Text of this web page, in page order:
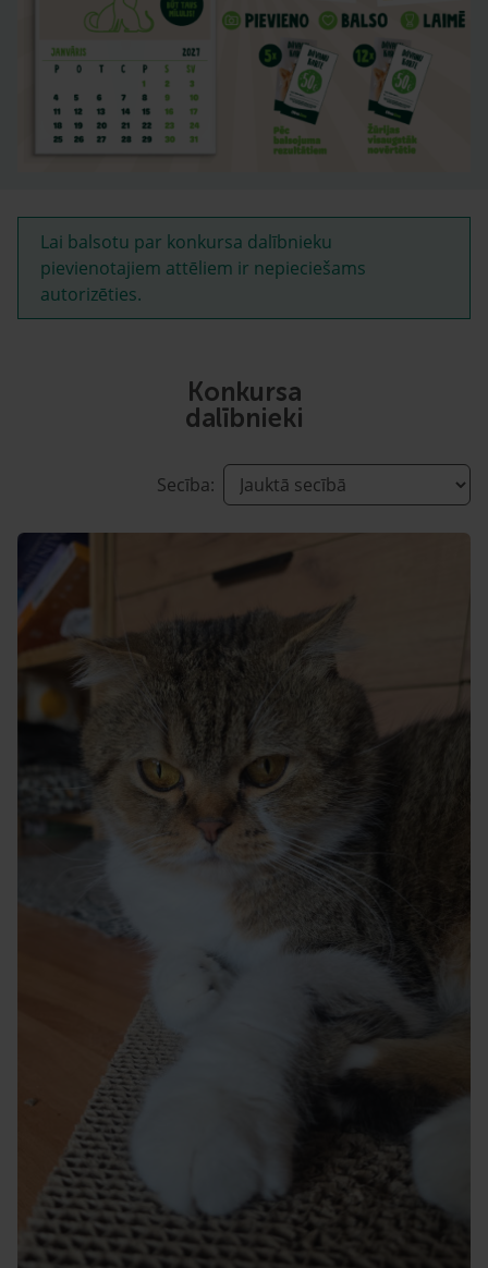
Lai balsotu par konkursa dalībnieku
pievienotajiem attēliem ir nepieciešams
autorizēties.
Konkursa
dalībnieki
Secība: